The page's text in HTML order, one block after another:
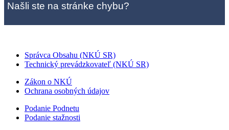
Našli ste na stránke chybu?
Správca Obsahu (NKÚ SR)
Technický prevádzkovateľ (NKÚ SR)
Zákon o NKÚ
Ochrana osobných údajov
Podanie Podnetu
Podanie stažnosti